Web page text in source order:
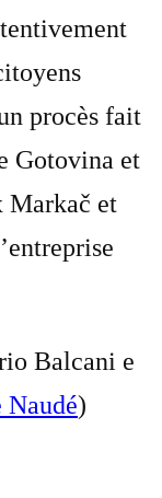
procès fait
Gotovina et
Markač et
Balcani e
)